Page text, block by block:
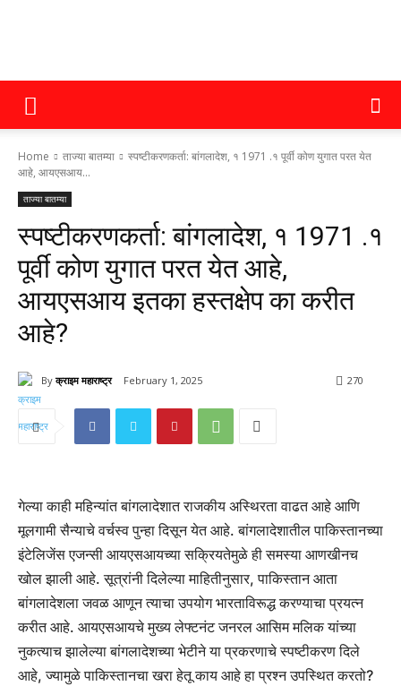
क्राइम
महाराष्ट्र
Home ताज्या बातम्या
स्पष्टीकरणकर्ता: बांगलादेश, १ 1971 .१ पूर्वी कोण युगात परत येत
आहे, आयएसआय...
ताज्या बातम्या
स्पष्टीकरणकर्ता: बांगलादेश, १ 1971 .१
पूर्वी कोण युगात परत येत आहे,
आयएसआय इतका हस्तक्षेप का करीत
आहे?
By क्राइम महाराष्ट्र February 1, 2025 270
गेल्या काही महिन्यांत बांगलादेशात राजकीय अस्थिरता वाढत आहे आणि
मूलगामी सैन्याचे वर्चस्व पुन्हा दिसून येत आहे. बांगलादेशातील पाकिस्तानच्या
इंटेलिजेंस एजन्सी आयएसआयच्या सक्रियतेमुळे ही समस्या आणखीनच
खोल झाली आहे. सूत्रांनी दिलेल्या माहितीनुसार, पाकिस्तान आता
बांगलादेशला जवळ आणून त्याचा उपयोग भारताविरूद्ध करण्याचा प्रयत्न
करीत आहे. आयएसआयचे मुख्य लेफ्टनंट जनरल आसिम मलिक यांच्या
नुकत्याच झालेल्या बांगलादेशच्या भेटीने या प्रकरणाचे स्पष्टीकरण दिले
आहे, ज्यामुळे पाकिस्तानचा खरा हेतू काय आहे हा प्रश्न उपस्थित करतो?